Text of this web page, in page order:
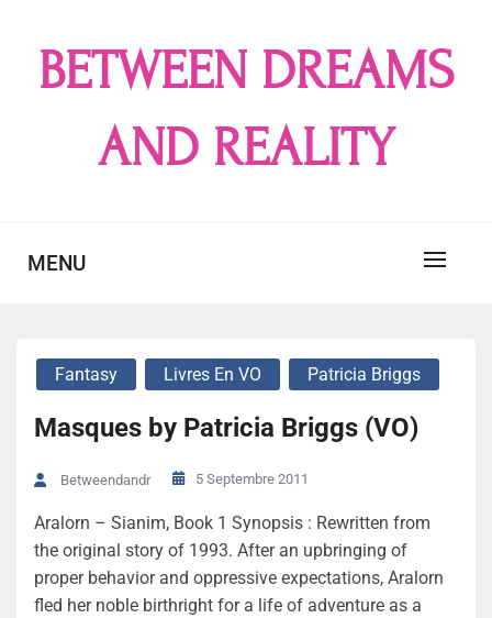
contentBETWEEN DREAMS
AND REALITY
MENU
Fantasy Livres En VO Patricia Briggs
Masques by Patricia Briggs (VO)
Betweendandr 5 Septembre 2011
Aralorn – Sianim, Book 1 Synopsis : Rewritten from
the original story of 1993. After an upbringing of
proper behavior and oppressive expectations, Aralorn
fled her noble birthright for a life of adventure as a